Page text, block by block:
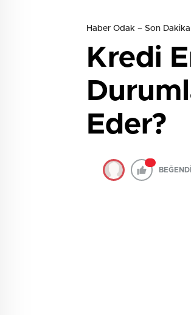
Haber Odak – Son
Kredi
Eder?